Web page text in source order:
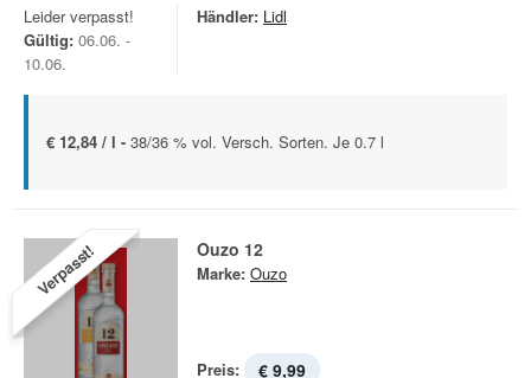
Leider verpasst!
Gültig: 06.06. -
10.06.
Händler: Lidl
€ 12,84 / l - 38/36 % vol. Versch. Sorten. Je 0.7 l
Verpasst! Ouzo 12
Marke: Ouzo
Preis: € 9,99